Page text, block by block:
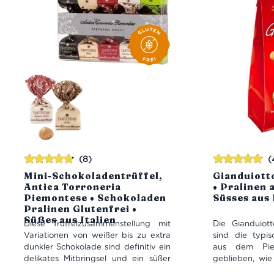
Mini-Schokoladentrüffel,
Antica Torroneria
Piemontese • Schokoladen
Pralinen Glutenfrei •
Süßes aus Italien
(8)
Diese Trüffelzusammenstellung mit
Variationen von weißer bis zu extra
dunkler Schokolade sind definitiv ein
delikates Mitbringsel und ein süßer
Bewertet
mit 4.75
von 5
• Pralinen
Süsses
Die
sind die
aus dem
geblieben,
Bewertet
mit5.00von
5